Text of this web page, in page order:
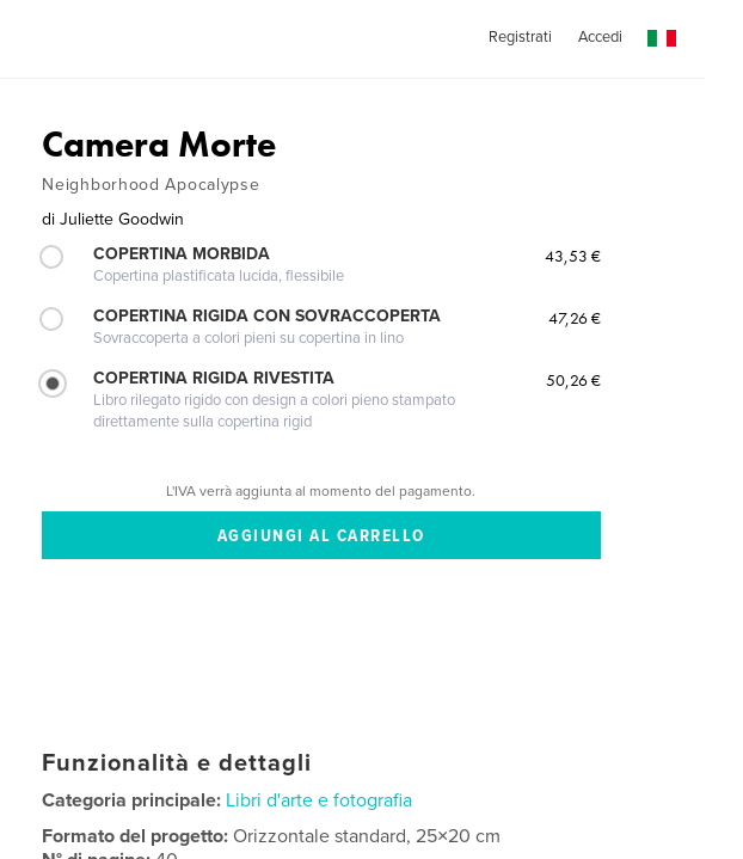
Registrati Accedi
Camera Morte
Neighborhood Apocalypse
di Juliette Goodwin
COPERTINA MORBIDA
Copertina plastificata lucida, flessibile
43,53 €
COPERTINA RIGIDA CON SOVRACCOPERTA
Sovraccoperta a colori pieni su copertina in lino
47,26 €
COPERTINA RIGIDA RIVESTITA
Libro rilegato rigido con design a colori pieno stampato
direttamente sulla copertina rigid
50,26 €
L'IVA verrà aggiunta al momento del pagamento.
Funzionalità e dettagli
Categoria principale: Libri d'arte e fotografia
Formato del progetto:Orizzontale standard, 25×20 cm